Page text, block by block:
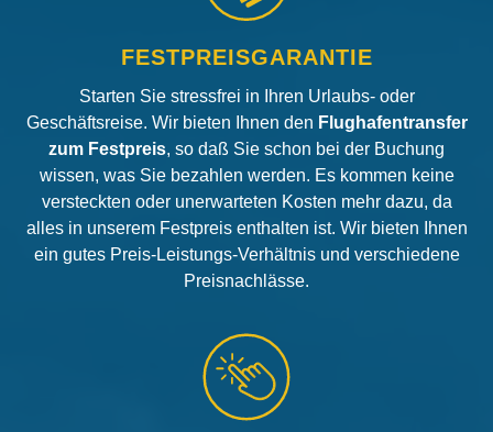
FESTPREISGARANTIE
Starten Sie stressfrei in Ihren Urlaubs- oder
Geschäftsreise. Wir bieten Ihnen den Flughafentransfer
zum Festpreis, so daß Sie schon bei der Buchung
wissen, was Sie bezahlen werden. Es kommen keine
versteckten oder unerwarteten Kosten mehr dazu, da
alles in unserem Festpreis enthalten ist. Wir bieten Ihnen
ein gutes Preis-Leistungs-Verhältnis und verschiedene
Preisnachlässe.